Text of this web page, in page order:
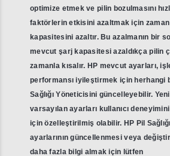
optimize etmek ve pilin bozulmasını
faktörlerin etkisini azaltmak için
kapasitesini azaltır. Bu azalmanın bir
mevcut şarj kapasitesi azaldıkça pilin
zamanla kısalır. HP mevcut ayarları,
performansı iyileştirmek için herhangi
Sağlığı Yöneticisini güncelleyebilir.
varsayılan ayarları kullanıcı
için özelleştirilmiş olabilir. HP Pil
ayarlarının güncellenmesi veya
daha fazla bilgi almak için lütfen